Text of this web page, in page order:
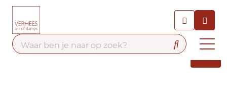
Contact